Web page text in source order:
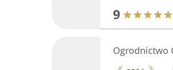
9
Ogrodnictwo